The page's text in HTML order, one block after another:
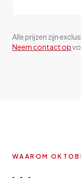
Alle prijzen zijn
Neem contact op
WAAROM